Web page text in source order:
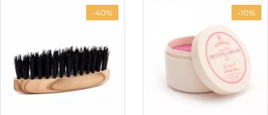
-40% -10%